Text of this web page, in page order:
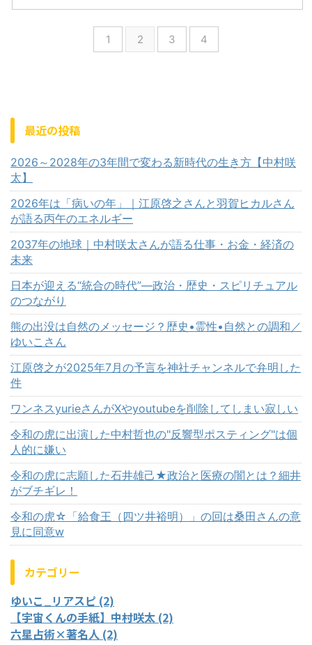
1 2 3 4
最近の投稿
2026～2028年の3年間で変わる新時代の生き方【中村咲
太】
2026年は「病いの年」｜江原啓之さんと羽賀ヒカルさん
が語る丙午のエネルギー
2037年の地球｜中村咲太さんが語る仕事・お金・経済の
未来
日本が迎える“統合の時代”—政治・歴史・スピリチュアル
のつながり
熊の出没は自然のメッセージ？歴史•霊性•自然との調和／
ゆいこさん
江原啓之が2025年7月の予言を神社チャンネルで弁明した
件
ワンネスyurieさんがⅩやyoutubeを削除してしまい寂しい
令和の虎に出演した中村哲也の"反響型ポスティング"は個
人的に嫌い
令和の虎に志願した石井雄己★政治と医療の闇とは？細井
がブチギレ！
令和の虎☆「給食王（四ツ井裕明）」の回は桑田さんの意
見に同意w
カテゴリー
ゆいこ_リアスピ (2)
【宇宙くんの手紙】中村咲太 (2)
六星占術×著名人 (2)